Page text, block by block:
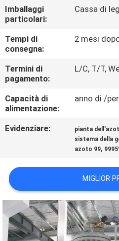
CONTATTACI
NOTIZIE
CASI
PREVENTIVO
NEWS
MAPPA
DEL
SITO
Imballaggi
particolari:
Cassa di
Tempi di
consegna:
2 mesi
Termini di
pagamento:
L/C, T/T,
Capacità di
alimentazione:
anno di /
Evidenziare: pianta
sistema della
azoto 99,
MIGLIOR